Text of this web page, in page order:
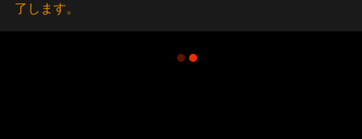
了します。